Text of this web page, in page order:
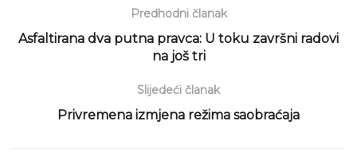
Predhodni članak
Asfaltirana dva putna pravca: U toku završni radovi
na još tri
Slijedeći članak
Privremena izmjena režima saobraćaja